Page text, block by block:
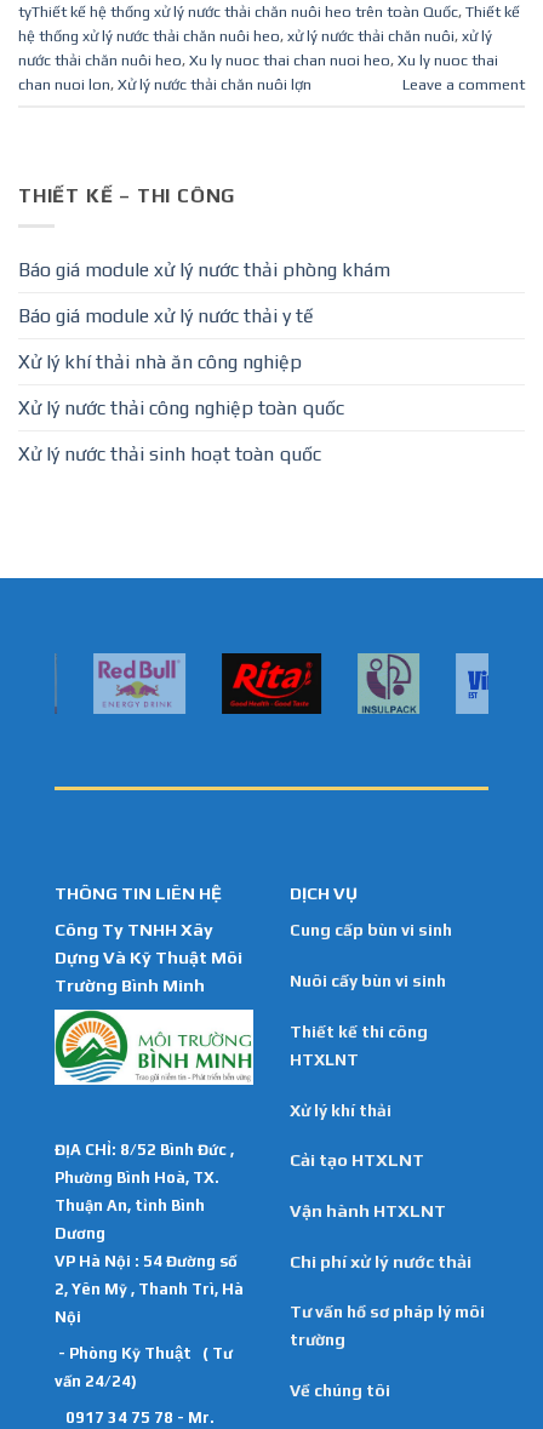
tyThiết kế hệ thống xử lý nước thải chăn nuôi heo trên toàn Quốc, Thiết kế
hệ thống xử lý nước thải chăn nuôi heo, xử lý nước thải chăn nuôi, xử lý
nước thải chăn nuôi heo, Xu ly nuoc thai chan nuoi heo, Xu ly nuoc thai
chan nuoi lon, Xử lý nước thải chăn nuôi lợn Leave a comment
THIẾT KẾ – THI CÔNG
Báo giá module xử lý nước thải phòng khám
Báo giá module xử lý nước thải y tế
Xử lý khí thải nhà ăn công nghiệp
Xử lý nước thải công nghiệp toàn quốc
Xử lý nước thải sinh hoạt toàn quốc
THÔNG TIN LIÊN HỆ
Công Ty TNHH Xây
Dựng Và Kỹ Thuật Môi
Trường Bình Minh
ĐỊA CHỈ: 8/52 Bình Đức ,
Phường Bình Hoà, TX.
Thuận An, tỉnh Bình
Dương
VP Hà Nội : 54 Đường số
2, Yên Mỹ , Thanh Trì, Hà
Nội
- Phòng Kỹ Thuật ( Tư
vấn 24/24)
0917 34 75 78 - Mr.
DỊCH VỤ
Cung cấp bùn vi sinh
Nuôi cấy bùn vi sinh
Thiết kế thi công
HTXLNT
Xử lý khí thải
Cải tạo HTXLNT
Vận hành HTXLNT
Chi phí xử lý nước thải
Tư vấn hồ sơ pháp lý môi
trường
Về chúng tôi